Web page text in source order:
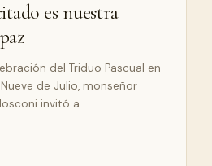
es nuestra
del Triduo Pascual en
de Julio, monseñor
invitó a…